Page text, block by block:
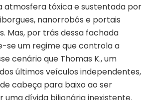
atmosfera tóxica e sustentada por
nanorrobôs e portais
Mas, por trás dessa fachada
se um regime que controla a
cenário que Thomas K., um
últimos veículos independentes,
cabeça para baixo ao ser
uma dívida bilionária inexistente.